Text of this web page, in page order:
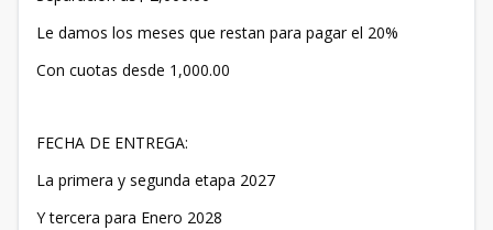
Le damos los meses que restan para pagar el 20%
Con cuotas desde 1,000.00
FECHA DE ENTREGA:
La primera y segunda etapa 2027
Y tercera para Enero 2028